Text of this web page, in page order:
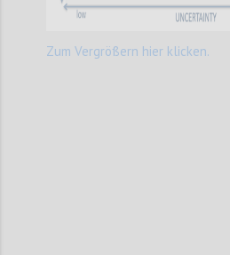
Zum Vergrößern hier klicken.